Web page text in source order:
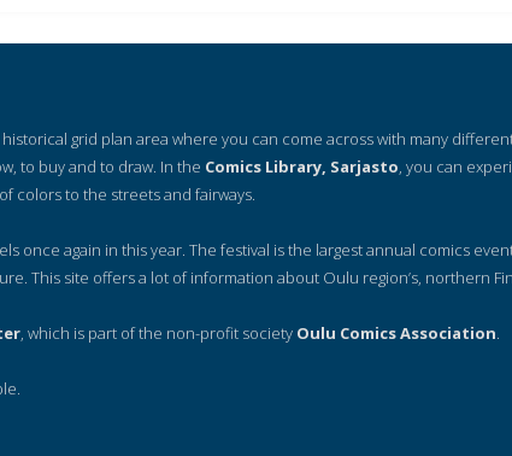
grid plan area where you can come across with many
to buy and to draw. In the Comics Library, Sarjasto , you can
colors to the streets and fairways.
once again in this year. The festival is the largest annual comics
This site offers a lot of information about Oulu region’s, northern
, which is part of the non-profit society Oulu Comics Association